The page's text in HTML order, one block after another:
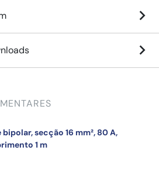
bipolar, secção 16 mm², 80 A,
1 m